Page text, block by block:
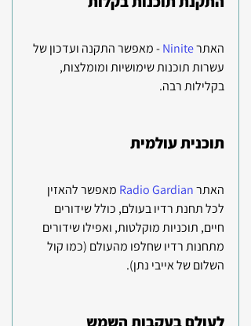
האתר
- מאפשר התקנה ועדכון של
עשרות תוכנות שימושיות ומומלצות,
בקלילות רבה.
תוכנית עולמית
האתר Radio Gardian מאפשר להאזין
לכל תחנת רדיו בעולם, כולל שידורים
חיים, תוכניות מוקלטות, ואפילו שידורים
מתחנות רדיו שחלפו מהעולם (כמו קול
השלום של אייבי נתן).
לעולם בעקבות השמש